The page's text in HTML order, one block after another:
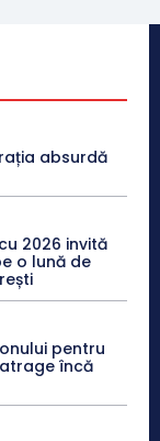
absurdă
2026 invită
o lună de
pentru
încă